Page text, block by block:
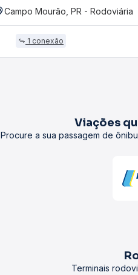
Campo Mourão, PR - Rodoviária
1 conexão
Viações
Procure a sua passagem de
Terminais